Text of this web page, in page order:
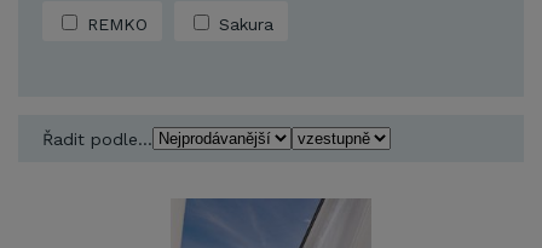
REMKO Sakura
Řadit podle...